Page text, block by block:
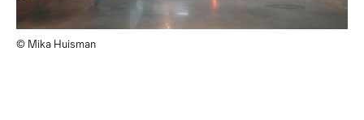
© Mika Huisman